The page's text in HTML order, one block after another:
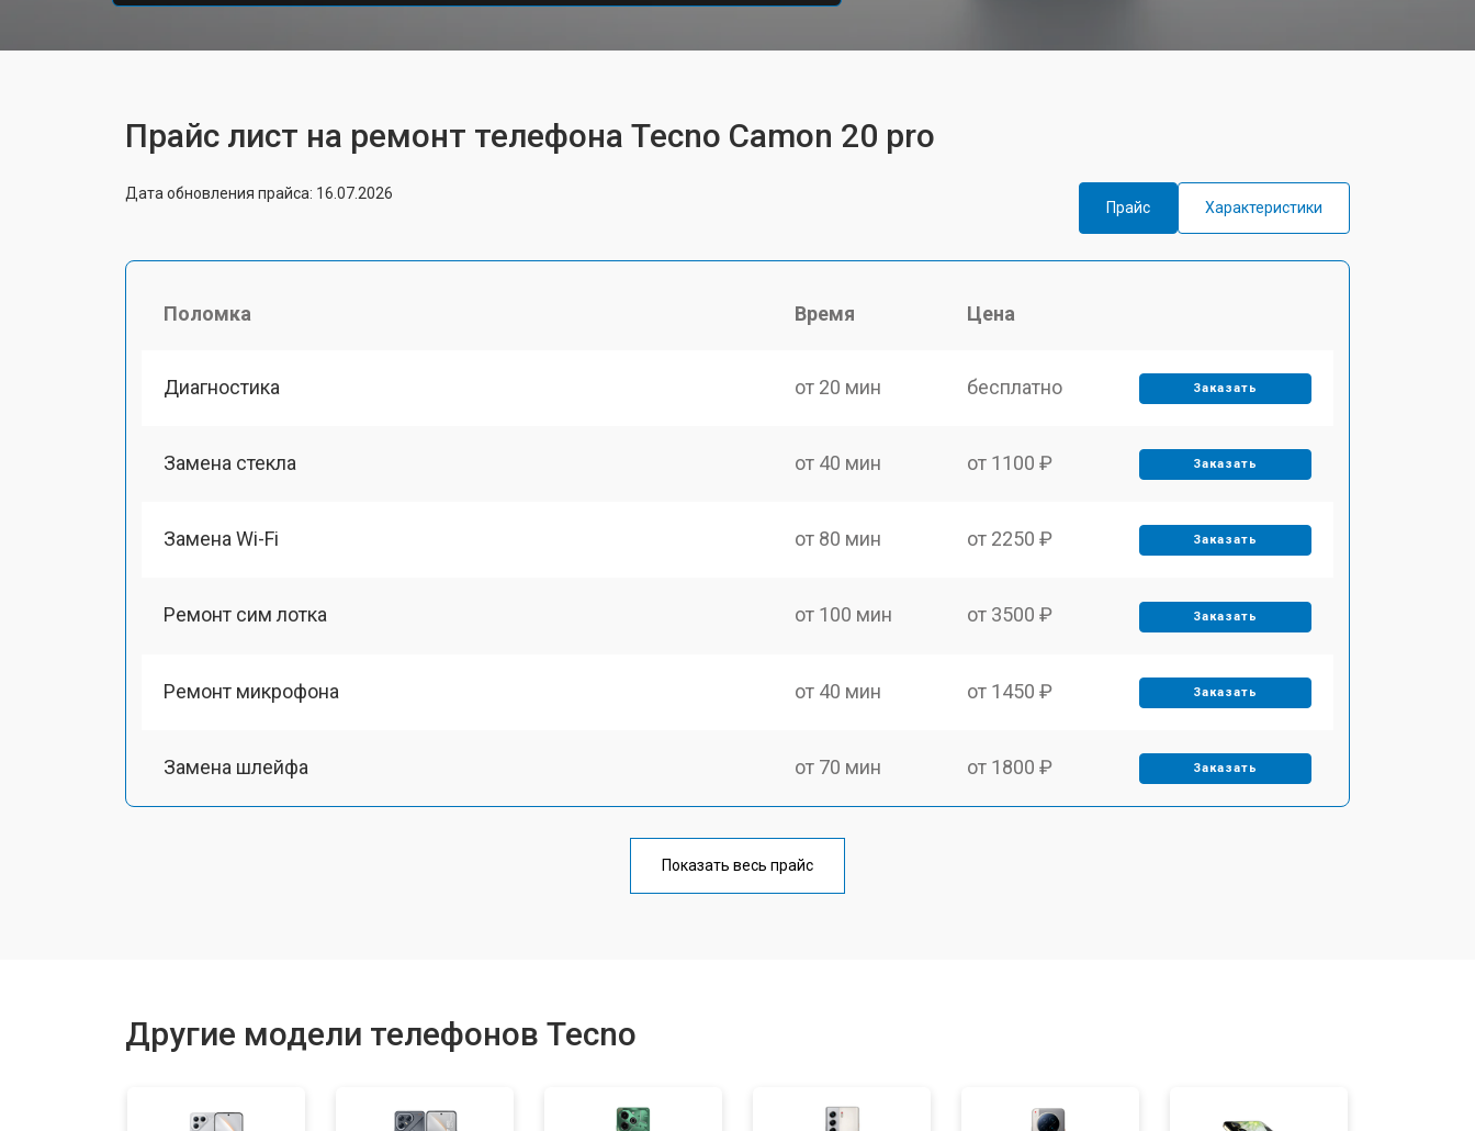
Прайс лист на ремонт телефона Tecno Camon 20 pro
Дата обновления прайса: 16.07.2026
Прайс
Характеристики
Поломка Время Цена
Диагностика от 20 мин бесплатно Заказать
Замена стекла от 40 мин от 1100 ₽ Заказать
Замена Wi-Fi от 80 мин от 2250 ₽ Заказать
Ремонт сим лотка от 100 мин от 3500 ₽ Заказать
Ремонт микрофона от 40 мин от 1450 ₽ Заказать
Замена шлейфа от 70 мин от 1800 ₽ Заказать
от 50 мин
Показать весь прайс
Другие модели телефонов Tecno